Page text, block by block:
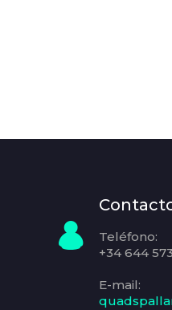
Teléfono:
+34 644
E-mail: